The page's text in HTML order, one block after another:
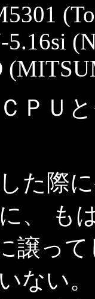
ＰＵ
た際
、 も
譲っ
ない。